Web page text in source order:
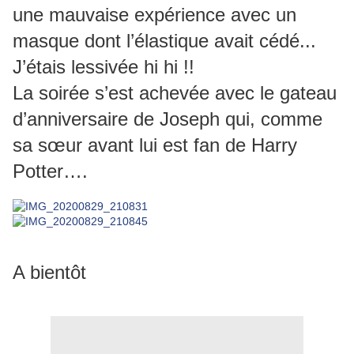
une mauvaise expérience avec un
masque dont l’élastique avait cédé...
J’étais lessivée hi hi !!
La soirée s’est achevée avec le gateau
d’anniversaire de Joseph qui, comme
sa sœur avant lui est fan de Harry
Potter….
A bientôt